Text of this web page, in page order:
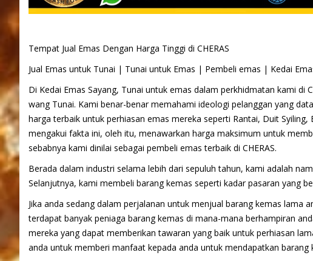
Tempat Jual Emas Dengan Harga Tinggi di CHERAS
Jual Emas untuk Tunai | Tunai untuk Emas | Pembeli emas | Kedai
Di Kedai Emas Sayang, Tunai untuk emas dalam perkhidmatan kami di
wang Tunai. Kami benar-benar memahami ideologi pelanggan yang
harga terbaik untuk perhiasan emas mereka seperti Rantai, Duit
mengakui fakta ini, oleh itu, menawarkan harga maksimum untuk
sebabnya kami dinilai sebagai pembeli emas terbaik di CHERAS.
Berada dalam industri selama lebih dari sepuluh tahun, kami adalah
Selanjutnya, kami membeli barang kemas seperti kadar pasaran yang
Jika anda sedang dalam perjalanan untuk menjual barang kemas lama
terdapat banyak peniaga barang kemas di mana-mana berhampiran
mereka yang dapat memberikan tawaran yang baik untuk perhiasan
anda untuk memberi manfaat kepada anda untuk mendapatkan barang